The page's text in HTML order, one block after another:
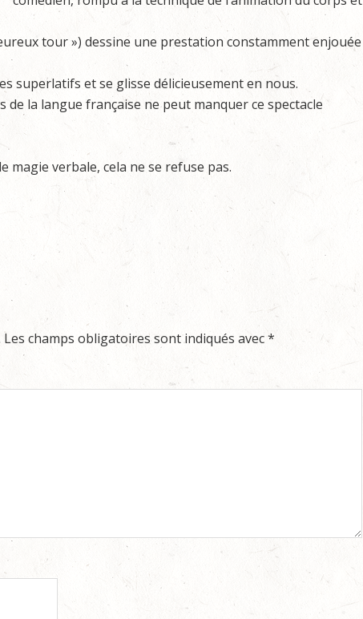
tour ») dessine une prestation constamment enjouée
superlatifs et se glisse délicieusement en nous.
la langue française ne peut manquer ce spectacle
magie verbale, cela ne se refuse pas.
Les champs obligatoires sont indiqués avec*